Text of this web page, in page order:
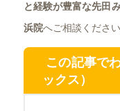
と経験が豊富な先田
浜院へご相談ください
この記事で
ックス）